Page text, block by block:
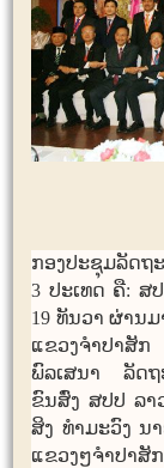
ກອງ​ປະຊຸມ​ລັດຖ
3 ປະ​ເທດ ຄື: ສ
19 ທັນວາ ​ຜ່ານ​
ແຂວງ​ຈຳປາ​ສັກ
ພົລ​ເສນາ ລັດ
ຂົນສົ່ງ ສປປ ລາ
ສິງ ທຳ​ມະ​ວົງ ນ
ແຂວງໆ​ຈຳປາ​